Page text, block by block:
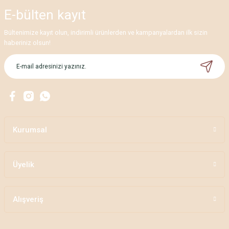
E-bülten kayıt
Bültenimize kayıt olun, indirimli ürünlerden ve kampanyalardan ilk sizin
haberiniz olsun!
Kurumsal
Üyelik
Alışveriş